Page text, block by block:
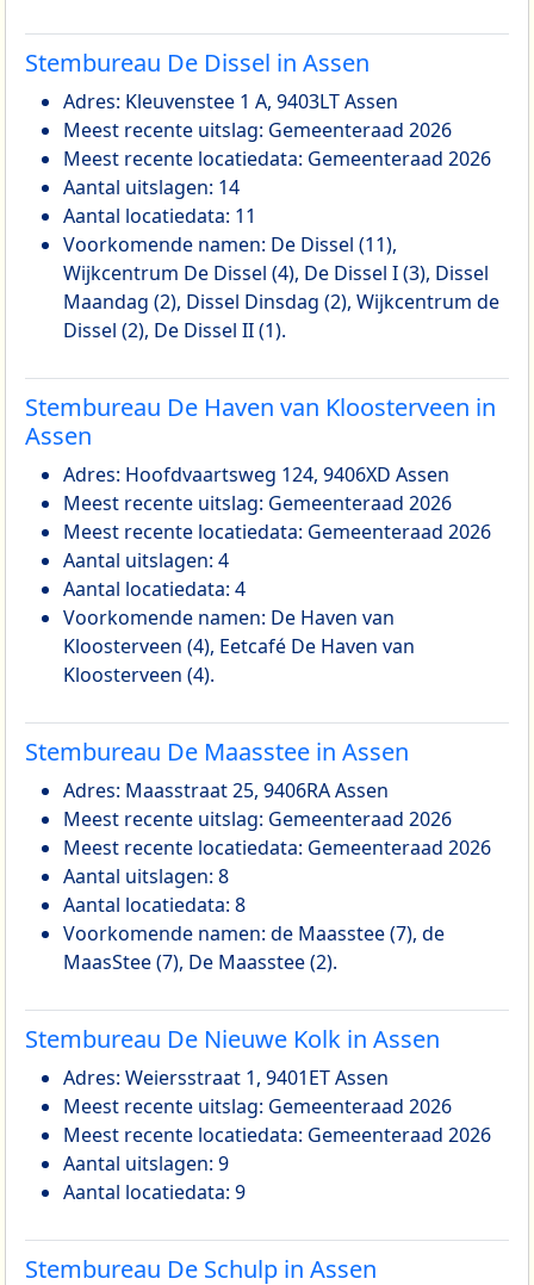
Stembureau De Dissel in Assen
Adres: Kleuvenstee 1 A, 9403LT Assen
Meest recente uitslag: Gemeenteraad 2026
Meest recente locatiedata: Gemeenteraad 2026
Aantal uitslagen: 14
Aantal locatiedata: 11
Voorkomende namen: De Dissel (11),
Wijkcentrum De Dissel (4), De Dissel I (3), Dissel
Maandag (2), Dissel Dinsdag (2), Wijkcentrum de
Dissel (2), De Dissel II (1).
Stembureau De Haven van Kloosterveen in
Assen
Adres: Hoofdvaartsweg 124, 9406XD Assen
Meest recente uitslag: Gemeenteraad 2026
Meest recente locatiedata: Gemeenteraad 2026
Aantal uitslagen: 4
Aantal locatiedata: 4
Voorkomende namen: De Haven van
Kloosterveen (4), Eetcafé De Haven van
Kloosterveen (4).
Stembureau De Maasstee in Assen
Adres: Maasstraat 25, 9406RA Assen
Meest recente uitslag: Gemeenteraad 2026
Meest recente locatiedata: Gemeenteraad 2026
Aantal uitslagen: 8
Aantal locatiedata: 8
Voorkomende namen: de Maasstee (7), de
MaasStee (7), De Maasstee (2).
Stembureau De Nieuwe Kolk in Assen
Adres: Weiersstraat 1, 9401ET Assen
Meest recente uitslag: Gemeenteraad 2026
Meest recente locatiedata: Gemeenteraad 2026
Aantal uitslagen: 9
Aantal locatiedata: 9
Stembureau De Schulp in Assen